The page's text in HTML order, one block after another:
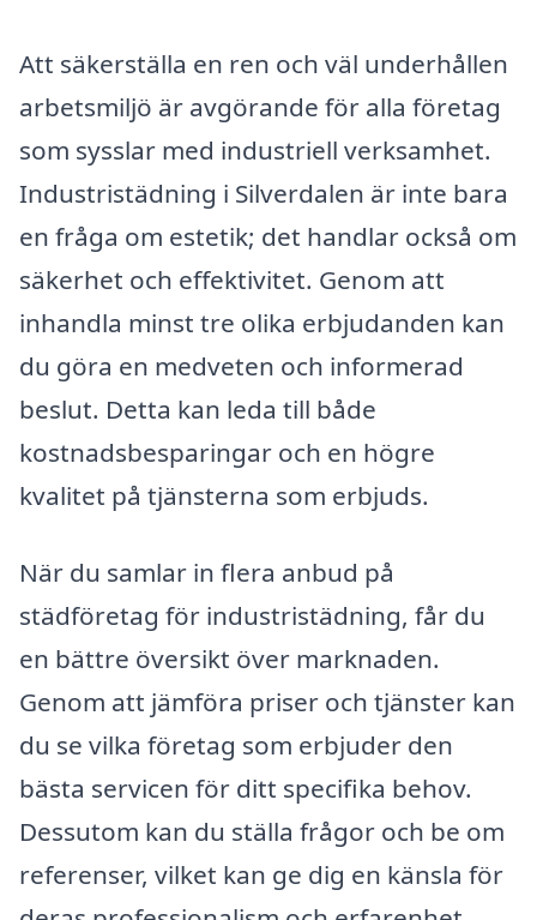
Att säkerställa en ren och väl underhållen
arbetsmiljö är avgörande för alla företag
som sysslar med industriell verksamhet.
Industristädning i Silverdalen är inte bara
en fråga om estetik; det handlar också om
säkerhet och effektivitet. Genom att
inhandla minst tre olika erbjudanden kan
du göra en medveten och informerad
beslut. Detta kan leda till både
kostnadsbesparingar och en högre
kvalitet på tjänsterna som erbjuds.
När du samlar in flera anbud på
städföretag för industristädning, får du
en bättre översikt över marknaden.
Genom att jämföra priser och tjänster kan
du se vilka företag som erbjuder den
bästa servicen för ditt specifika behov.
Dessutom kan du ställa frågor och be om
referenser, vilket kan ge dig en känsla för